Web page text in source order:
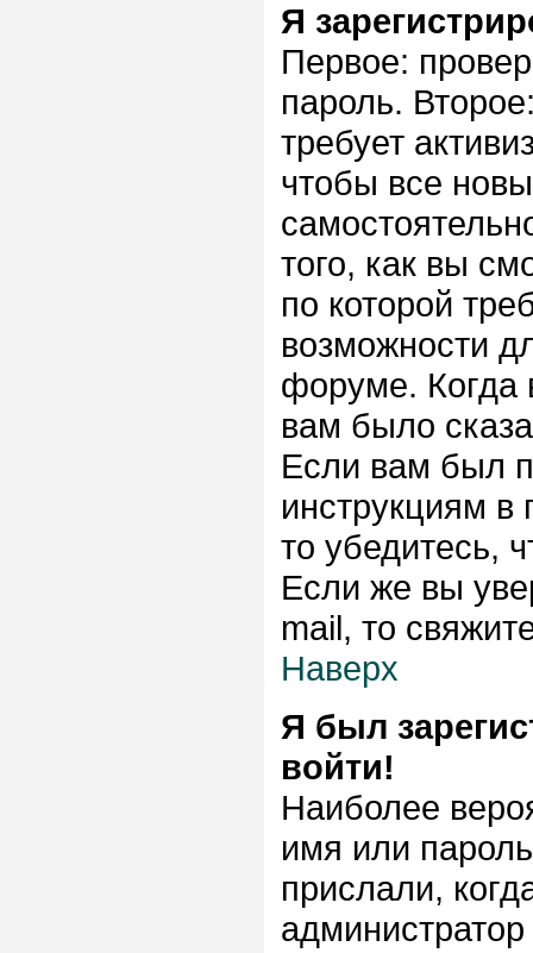
Я
Первое:
пароль.
требует
чтобы все
того, как вы
по которой
возможности
форуме. Когда
вам было
Если вам был
инструкциям
то убедитесь,
Если же вы
mail, то
Наверх
Я был
войти!
Наиболее
имя или
прислали,